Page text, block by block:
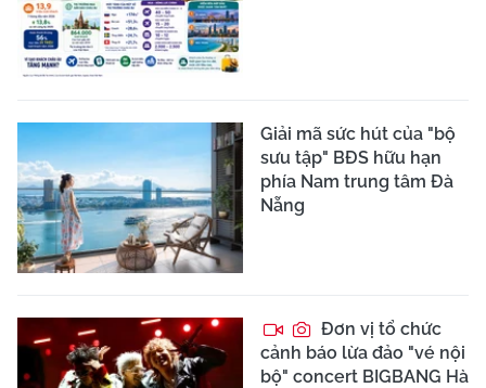
Giải mã sức hút của "bộ
sưu tập" BĐS hữu hạn
phía Nam trung tâm Đà
Nẵng
Đơn vị tổ chức
cảnh báo lừa đảo "vé nội
bộ" concert BIGBANG Hà